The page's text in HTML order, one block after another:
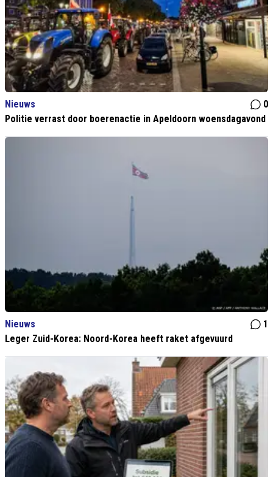
Nieuws
0
Politie verrast door boerenactie in Apeldoorn woensdagavond
Nieuws
1
Leger Zuid-Korea: Noord-Korea heeft raket afgevuurd